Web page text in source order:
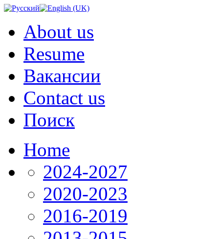
About us
Resume
Вакансии
Contact us
Поиск
Home
2024-2027
2020-2023
2016-2019